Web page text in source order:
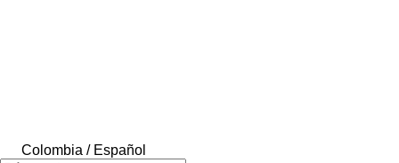
Colombia / Español